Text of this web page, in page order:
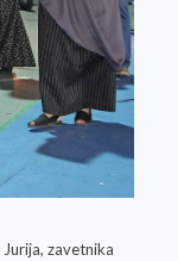
zavetnika